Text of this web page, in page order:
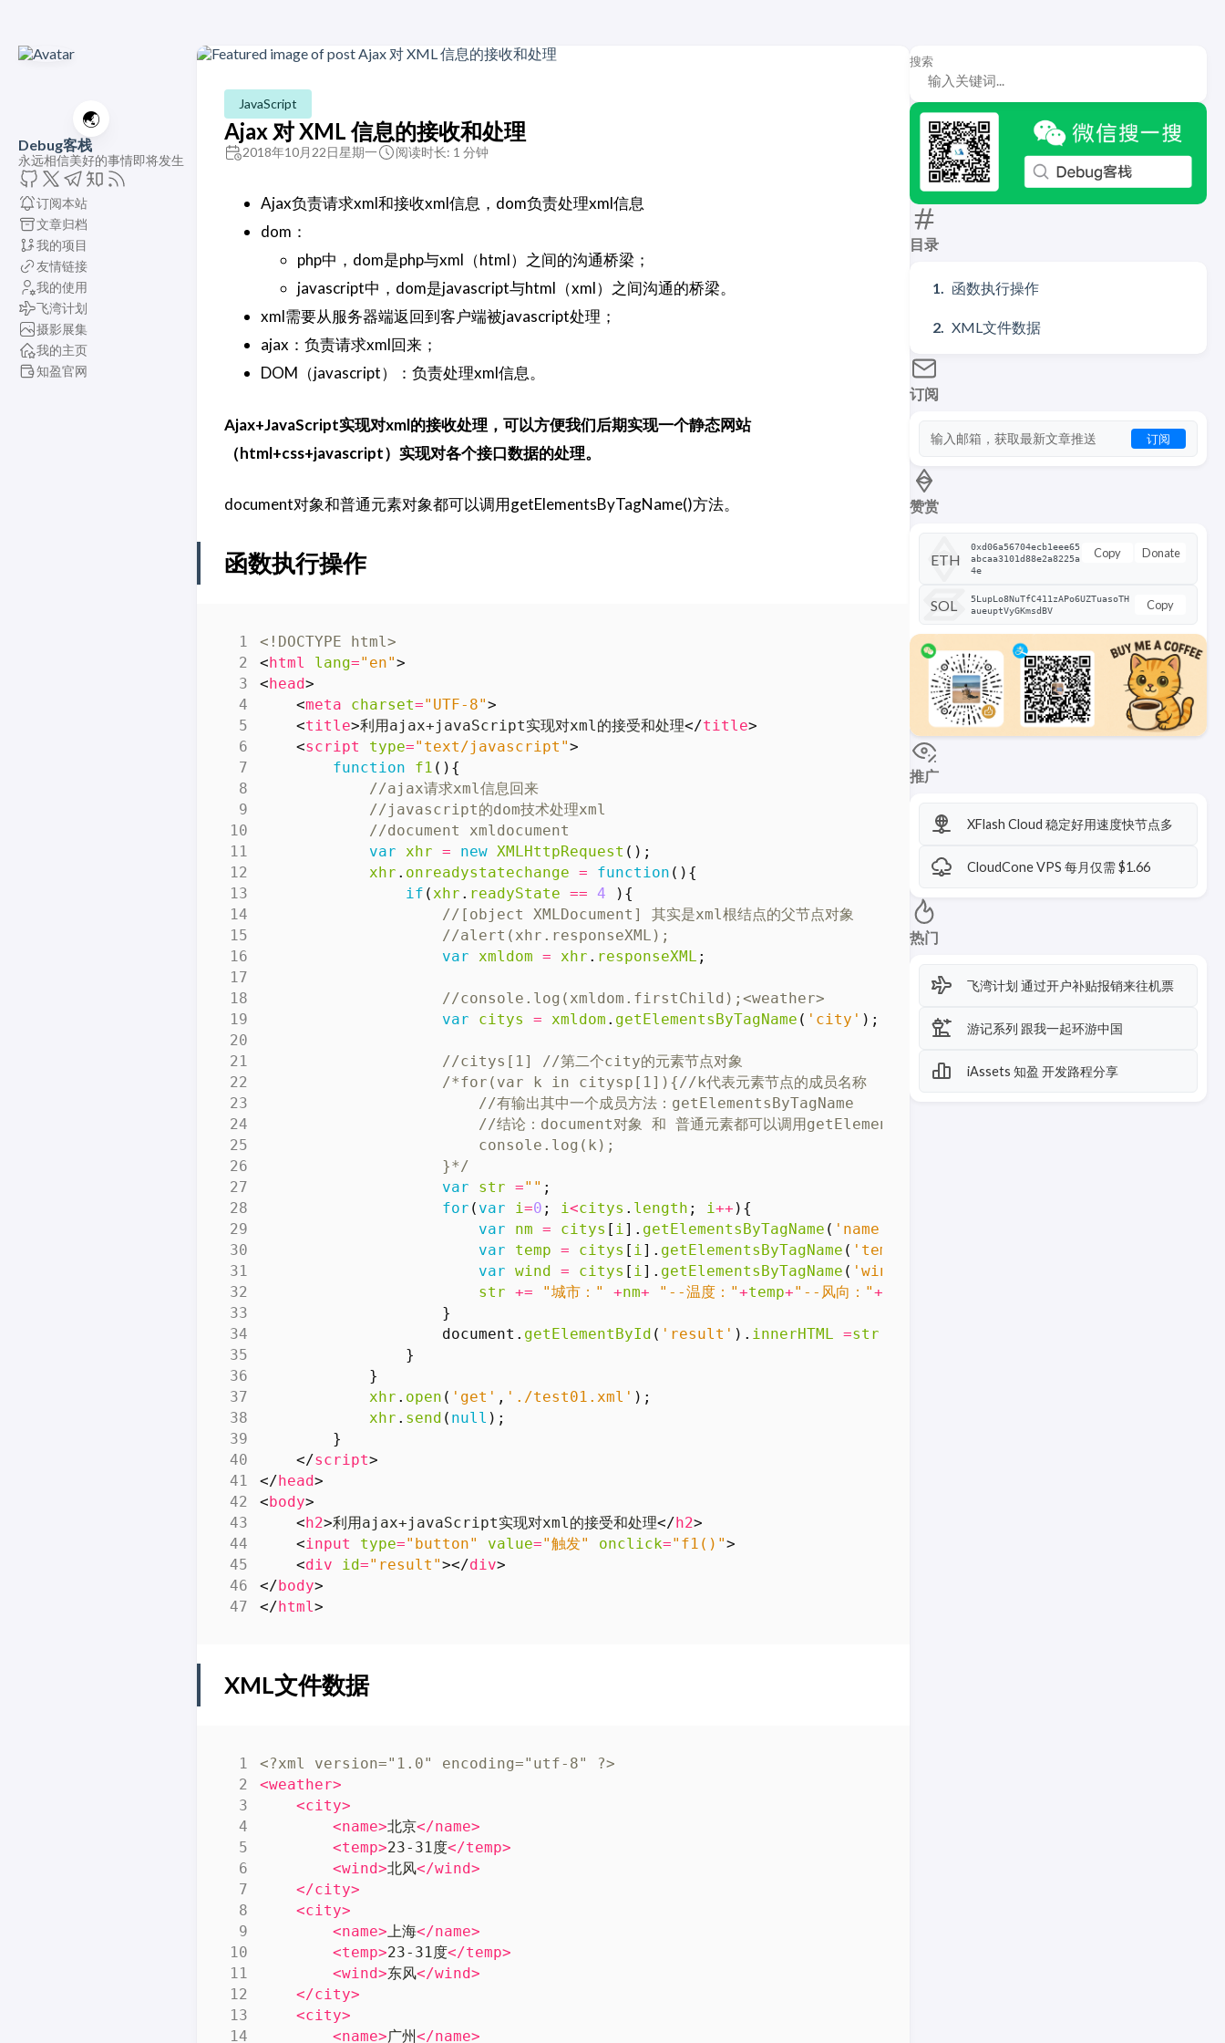
🌏
Debug客栈
永远相信美好的事情即将发生
订阅本站
文章归档
我的项目
友情链接
我的使用
飞湾计划
摄影展集
我的主页
知盈官网
搜索
目录
函数执行操作
XML文件数据
订阅
订阅
赞赏
ETH
0xd06a56704ecb1eee65
abcaa3101d88e2a8225a
4e
Copy Donate
SOL
5LupLo8NuTfC411zAPo6UZTuasoTH
aueuptVyGKmsdBV
Copy
推广
XFlash Cloud 稳定好用速度快节点多
CloudCone VPS 每月仅需 $1.66
热门
飞湾计划 通过开户补贴报销来往机票
游记系列 跟我一起环游中国
iAssets 知盈 开发路程分享
JavaScript
Ajax 对 XML 信息的接收和处理
2018年10月22日星期一 阅读时长: 1 分钟
Ajax负责请求xml和接收xml信息，dom负责处理xml信息
dom：
php中，dom是php与xml（html）之间的沟通桥梁；
javascript中，dom是javascript与html（xml）之间沟通的桥梁。
xml需要从服务器端返回到客户端被javascript处理；
ajax：负责请求xml回来；
DOM（javascript）：负责处理xml信息。
Ajax+JavaScript实现对xml的接收处理，可以方便我们后期实现一个静态网站
（html+css+javascript）实现对各个接口数据的处理。
document对象和普通元素对象都可以调用getElementsByTagName()方法。
函数执行操作
<!DOCTYPE html>
<html lang="en">
<head>
<meta charset="UTF-8">
<title>利用ajax+javaScript实现对xml的接受和处理</title>
<script type="text/javascript">
function
f1 (){
var
xhr = new XMLHttpRequest ();
xhr . onreadystatechange = function (){
if ( xhr . readyState == 4
){
var
xmldom = xhr . responseXML ;
var
citys = xmldom . getElementsByTagName ( 'city' );
                    }*/
var
str ="" ;
for ( var i=0 ; i<citys . length ; i++ ){
var
nm = citys [ i ]. getElementsByTagName ( 'name'
var
temp = citys [ i ]. getElementsByTagName ( 'temp'
var wind = citys [ i ]. getElementsByTagName ( 'wind'
str += "城市：" +nm+ "--温度："+temp+"--风向："+
}
document . getElementById ( 'result' ). innerHTML =str
}
}
xhr . open ( 'get' , './test01.xml' );
xhr . send ( null );
}
</script>
</head>
<body>
<h2>利用ajax+javaScript实现对xml的接受和处理</h2>
<input type="button" value="触发" onclick="f1()">
<div id="result"></div>
</body>
</html>
XML文件数据
<?xml version="1.0" encoding="utf-8" ?>
<weather>
<city>
<name>北京</name>
<temp>23-31度</temp>
<wind>北风</wind>
</city>
<city>
<name>上海</name>
<temp>23-31度</temp>
<wind>东风</wind>
</city>
<city>
<name>广州</name>